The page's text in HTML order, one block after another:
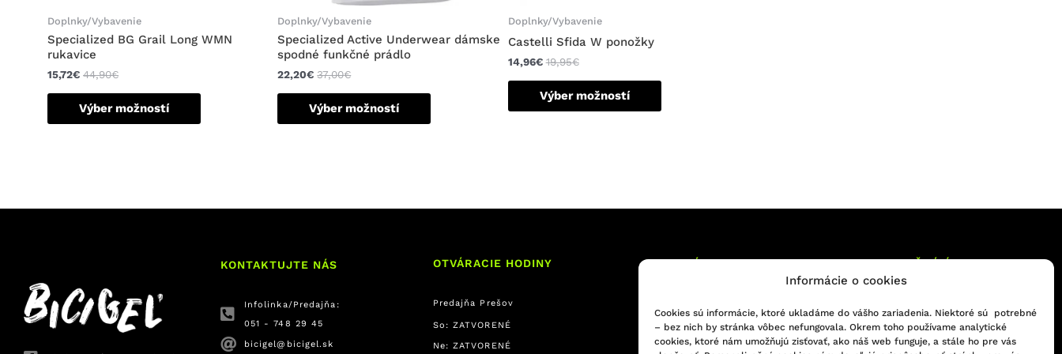
Informácie o cookies
Cookies sú informácie, ktoré ukladáme do vášho zariadenia. Niektoré sú potrebné
– bez nich by stránka vôbec nefungovala. Okrem toho používame analytické
cookies, ktoré nám umožňujú zisťovať, ako náš web funguje, a stále ho pre vás
Doplnky/Vybavenie
Specialized BG Grail Long WMN
rukavice
15,72€ 44,90€
Výber možností
Doplnky/Vybavenie
Specialized Active Underwear dámske
spodné funkčné prádlo
22,20€ 37,00€
Výber možností
Doplnky/Vybavenie
Castelli Sfida W ponožky
14,96€ 19,95€
Výber možností
KONTAKTUJTE NÁS
Infolinka/Predajňa:
051 - 748 29 45
bicigel@bicigel.sk
OTVÁRACIE HODINY
Predajňa Prešov
So: ZATVORENÉ
Ne: ZATVORENÉ
INFORMÁCIE
Reklamačný poriadok
Formulár na odstúpenie od zmluvy
FAKTURAČNÉ ÚDAJE
DIČ: 2021786305
IČ DPH: SK2021786305